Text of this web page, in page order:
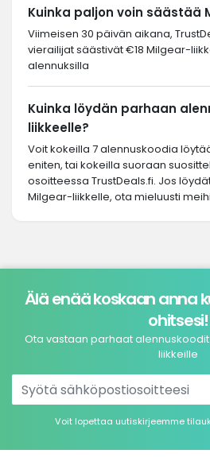
Kuinka paljon voin säästää
Viimeisen 30 päivän aikana,
vierailijat säästivät €18 Milgear-
alennuksilla
Kuinka löydän parhaan
liikkeelle?
Voit kokeilla 7 alennuskoodia
eniten, tai kokeilla suoraan
osoitteessa TrustDeals.fi. Jos
Milgear-liikkelle, ota mieluusti
Älä enää koskaan anna
ohitsesi!
Ota vastaan parhaat
liikkeille
Voit lopettaa uutiskirjeemme